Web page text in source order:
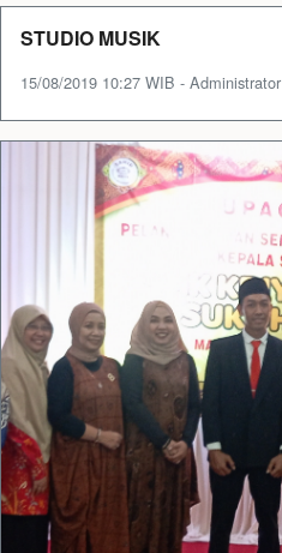
STUDIO MUSIK
15/08/2019 10:27 WIB - Administrator